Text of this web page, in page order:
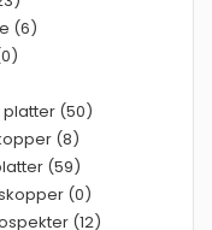
(6)
platter (50)
(8)
(59)
(0)
(12)